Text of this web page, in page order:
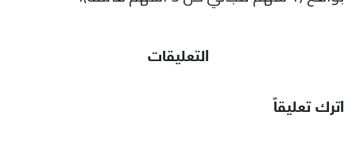
التعليقات
اترك تعليقاً